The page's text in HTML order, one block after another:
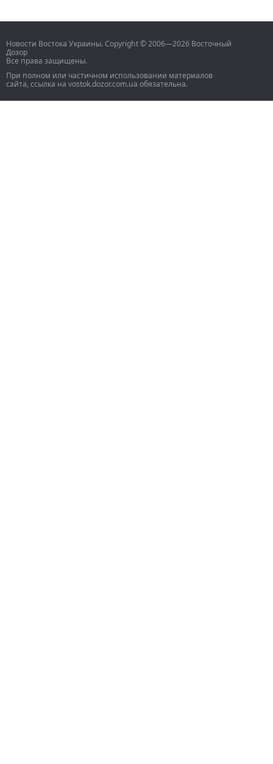
Новости Востока Украины. Copyright © 2006—2026 Восточный
Дозор
Все права защищены.
При полном или частичном использовании материалов
сайта, ссылка на vostok.dozor.com.ua обязательна.